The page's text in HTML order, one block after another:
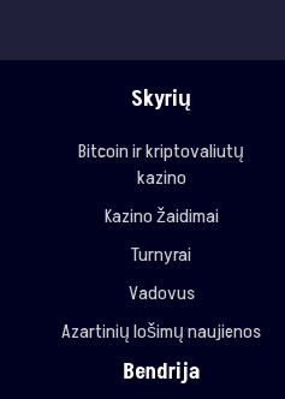
Skyrių
Bitcoin ir kriptovaliutų
kazino
Kazino žaidimai
Turnyrai
Vadovus
Azartinių lošimų naujienos
Bendrija